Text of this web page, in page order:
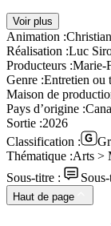
Voir plus
Animation :
Réalisation :Luc
Producteurs :Marie-
Genre :Entretien ou
Maison de
Pays d’origine :
Sortie :2026
Classification :
Thématique :Arts >
Sous-titre :
Haut de page